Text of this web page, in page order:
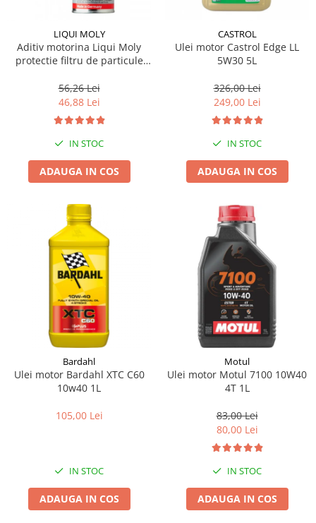
LIQUI MOLY
Aditiv motorina Liqui Moly
protectie filtru de particule
56,26 Lei
46,88 Lei
IN STOC
ADAUGA IN COS
CASTROL
Ulei motor Castrol Edge LL
5W30 5L
326,00 Lei
249,00 Lei
IN STOC
ADAUGA IN COS
Bardahl
Ulei motor Bardahl XTC C60
10w40 1L
105,00 Lei
IN STOC
ADAUGA IN COS
Motul
Ulei motor Motul 7100 10W40
4T 1L
83,00 Lei
80,00 Lei
IN STOC
ADAUGA IN COS